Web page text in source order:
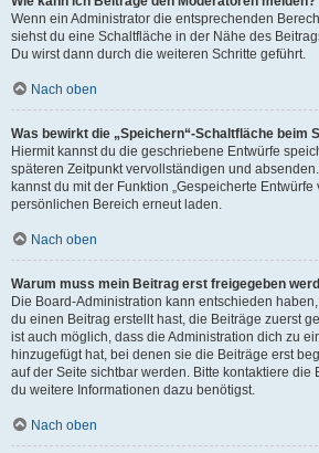
Wenn ein Administrator die entsprechenden
siehst du eine Schaltfläche in der Nähe des
Du wirst dann durch die weiteren Schritte geführt.
Nach oben
Was bewirkt die „Speichern“-Schaltfläche beim
Hiermit kannst du die geschriebene Entwürfe
späteren Zeitpunkt vervollständigen und
kannst du mit der Funktion „Gespeicherte Entwürfe
persönlichen Bereich erneut laden.
Nach oben
Warum muss mein Beitrag erst freigegeben
Die Board-Administration kann entschieden
du einen Beitrag erstellt hast, die Beiträge zuerst
ist auch möglich, dass die Administration dich zu
hinzugefügt hat, bei denen sie die Beiträge erst
auf der Seite sichtbar werden. Bitte kontaktiere die
du weitere Informationen dazu benötigst.
Nach oben